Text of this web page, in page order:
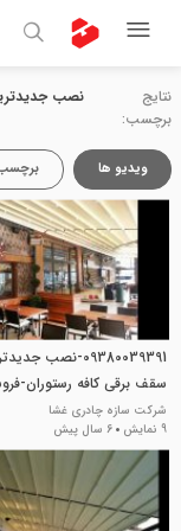
نتایج
برچسب:
نصب
ویدیو ها
09380039391-نصب
سقف برقی کافه رستوران-
سقف اتوماتیک فودکورت
شرکت سازه چادری غشا
9 نمایش
6 سال پیش